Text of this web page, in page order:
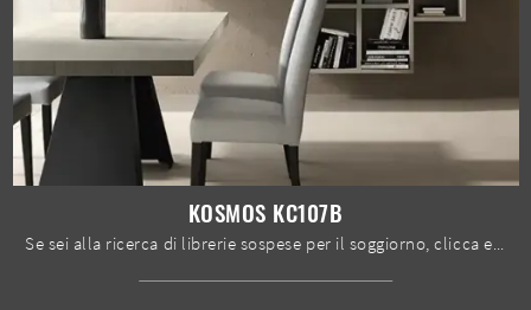
KOSMOS KC107B
Se sei alla ricerca di librerie sospese per il soggiorno, clicca e scopri le nostre soluzioni moderne: il modello Kosmos KC107B Moretti Compact ...